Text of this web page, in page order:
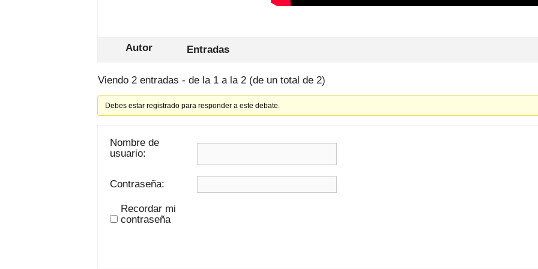
Autor Entradas
Viendo 2 entradas - de la 1 a la 2 (de un total de 2)
Debes estar registrado para responder a este debate.
Nombre de
usuario:
Contraseña:
Recordar mi
contraseña